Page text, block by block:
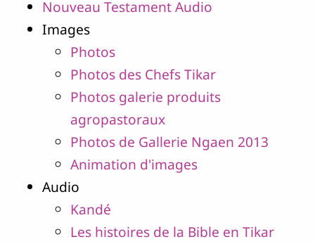
Nouveau Testament Audio
Images
Photos
Photos des Chefs Tikar
Photos galerie produits
agropastoraux
Photos de Gallerie Ngaen 2013
Animation d'images
Audio
Kandé
Les histoires de la Bible en Tikar